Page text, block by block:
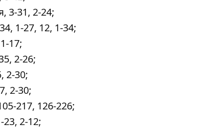
3-31, 2-24;
1-27, 12, 1-34;
17;
2-26;
2-30;
2-30;
217, 126-226;
2-12;